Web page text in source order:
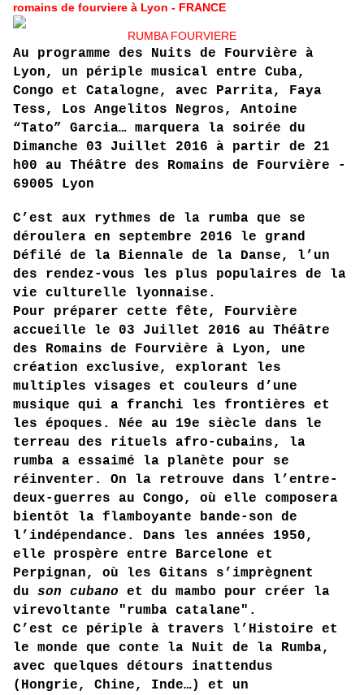
romains de fourviere à Lyon - FRANCE
RUMBA FOURVIERE
Au programme des Nuits de Fourvière à
Lyon, un périple musical entre Cuba,
Congo et Catalogne, avec Parrita, Faya
Tess, Los Angelitos Negros, Antoine
“Tato” Garcia… marquera la soirée du
Dimanche 03 Juillet 2016 à partir de 21
h00 au Théâtre des Romains de Fourvière -
69005 Lyon
C’est aux rythmes de la rumba que se
déroulera en septembre 2016 le grand
Défilé de la Biennale de la Danse, l’un
des rendez-vous les plus populaires de la
vie culturelle lyonnaise.
Pour préparer cette fête, Fourvière
accueille le 03 Juillet 2016 au Théâtre
des Romains de Fourvière à Lyon, une
création exclusive, explorant les
multiples visages et couleurs d’une
musique qui a franchi les frontières et
les époques. Née au 19e siècle dans le
terreau des rituels afro-cubains, la
rumba a essaimé la planète pour se
réinventer. On la retrouve dans l’entre-
deux-guerres au Congo, où elle composera
bientôt la flamboyante bande-son de
l’indépendance. Dans les années 1950,
elle prospère entre Barcelone et
Perpignan, où les Gitans s’imprègnent
du son cubano et du mambo pour créer la
virevoltante "rumba catalane".
C’est ce périple à travers l’Histoire et
le monde que conte la Nuit de la Rumba,
avec quelques détours inattendus
(Hongrie, Chine, Inde…) et un